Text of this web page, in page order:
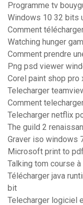
Programme tv
Windows 10 32 bits
Comment
Watching hunger
Comment prendre
Png psd viewer
Corel paint shop pro
Telecharger
Comment
Telecharger netflix
The guild 2
Graver iso windows
Microsoft print to
Talking tom course à
Télécharger java
bit
Telecharger logiciel